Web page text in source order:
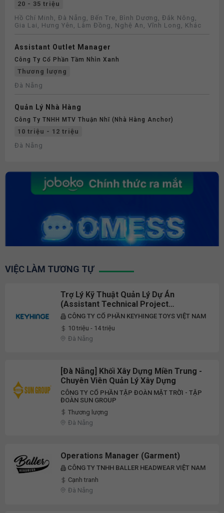
20 - 35 triệu
Hồ Chí Minh, Đà Nẵng, Bến Tre, Bình Dương, Đắk Nông,
Gia Lai, Hưng Yên, Lâm Đồng, Nghệ An, Vĩnh Long, Khác
Assistant Outlet Manager
Công Ty Cổ Phần Tầm Nhìn Xanh
Thương lượng
Đà Nẵng
Quản Lý Nhà Hàng
Công Ty TNHH MTV Thuận Nhĩ (Nhà Hàng Anchor)
10 triệu - 12 triệu
Đà Nẵng
VIỆC LÀM TƯƠNG TỰ
Trợ Lý Kỹ Thuật Quản Lý Dự Án
(Assistant Technical Project
Manager) - Gấp
CÔNG TY CỔ PHẦN KEYHINGE TOYS VIỆT NAM
10 triệu - 14 triệu
Đà Nẵng
[Đà Nẵng] Khối Xây Dựng Miền Trung -
Chuyên Viên Quản Lý Xây Dựng
CÔNG TY CỔ PHẦN TẬP ĐOÀN MẶT TRỜI - TẬP
ĐOÀN SUN GROUP
Thương lượng
Đà Nẵng
Operations Manager (Garment)
CÔNG TY TNHH BALLER HEADWEAR VIỆT NAM
Cạnh tranh
Đà Nẵng